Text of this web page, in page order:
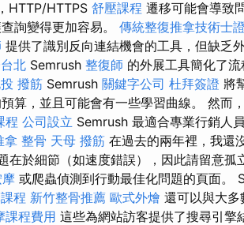
HTTP/HTTPS 舒壓課程 遷移可能會導致
詢變得更加容易。 傳統整復推拿技術士
提供了識別反向連結機會的工具，但缺乏
北 Semrush 整復師 的外展工具簡化了
撥筋 Semrush 關鍵字公司 杜拜簽證 將
算，並且可能會有一些學習曲線。 然而
程 公司設立 Semrush 最適合專業行銷人
拿 整骨 天母 撥筋 在過去的兩年裡，我還
在於細節（如速度錯誤），因此請留意孤
或爬蟲偵測到行動最佳化問題的頁面。
程 新竹整骨推薦 歐式外燴 還可以與大
課程費用 這些為網站訪客提供了搜尋引擎